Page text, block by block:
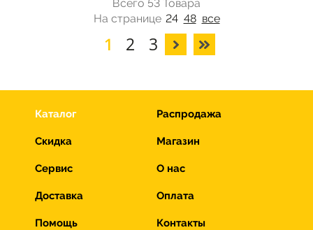
1 2 3
Всего 53 Товара
На странице 24 48 все
Каталог Распродажа
Скидка Магазин
Сервис О нас
Доставка Оплата
Помощь Контакты